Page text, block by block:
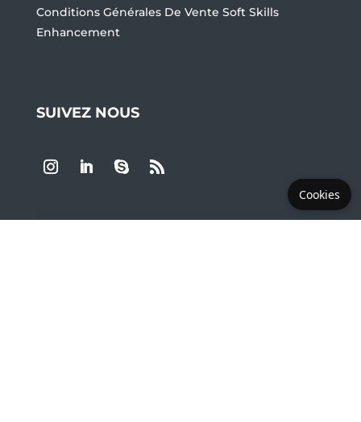
Conditions Générales De Vente Soft Skills
Enhancement
SUIVEZ NOUS
Cookies